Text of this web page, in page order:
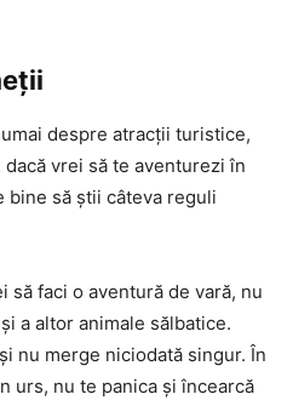
despre atracții turistice,
vrei să te aventurezi în
bine să știi câteva reguli
să faci o aventură de vară, nu
a altor animale sălbatice.
nu merge niciodată singur. În
urs, nu te panica și încearcă